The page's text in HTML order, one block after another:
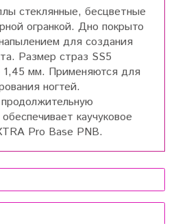
стеклянные, бесцветные
огранкой. Дно покрыто
для создания
Размер страз SS5
1,45 мм. Применяются для
ногтей.
каучуковое
Pro Base PNB.